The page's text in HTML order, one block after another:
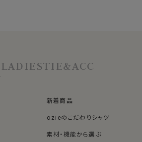
LADIESTIE&ACC
新着商品
ozieのこだわりシャツ
素材・機能から選ぶ